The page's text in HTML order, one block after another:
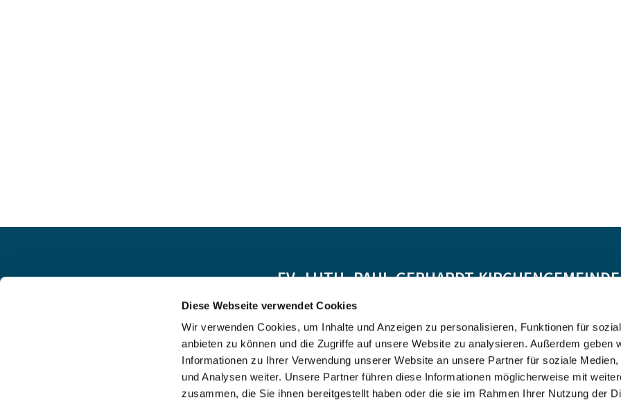
Diese Webseite verwendet Cookies
Wir verwenden Cookies, um Inhalte und Anzeigen zu personalisieren, Funktionen für
anbieten zu können und die Zugriffe auf unsere Website zu analysieren. Außerdem geben
Informationen zu Ihrer Verwendung unserer Website an unsere Partner für soziale Medien,
und Analysen weiter. Unsere Partner führen diese Informationen möglicherweise mit
zusammen, die Sie ihnen bereitgestellt haben oder die sie im Rahmen Ihrer Nutzung der
EV.-LUTH. PAUL-GERHARDT-
Spendenkonto:
DE55 5206 0410 0706 4634 01, Evangelische Bank
Kontoinhaber: Ev.-Luth. Kirchenkreis Altholstein